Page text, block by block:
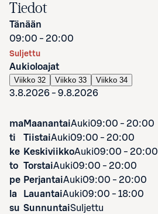
Tiedot
Tänään
09:00 - 20:00
Suljettu
Aukioloajat
Viikko 32 Viikko 33 Viikko 34
3.8.2026 - 9.8.2026
ma MaanantaiAuki09:00 - 20:00
ti
TiistaiAuki09:00 - 20:00
ke KeskiviikkoAuki09:00 - 20:00
to TorstaiAuki09:00 - 20:00
pe PerjantaiAuki09:00 - 20:00
la
LauantaiAuki09:00 - 18:00
su SunnuntaiSuljettu